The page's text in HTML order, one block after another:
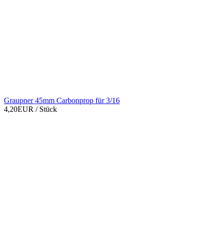
Graupner 45mm Carbonprop für 3/16
4,20EUR / Stück